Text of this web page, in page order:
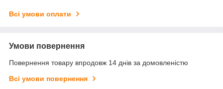
Всі умови оплати
Умови повернення
Повернення товару впродовж 14 днів за домовленістю
Всі умови повернення